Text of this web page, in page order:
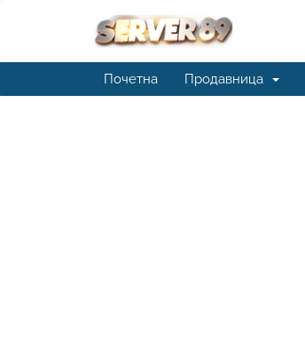
Почетна Продавница